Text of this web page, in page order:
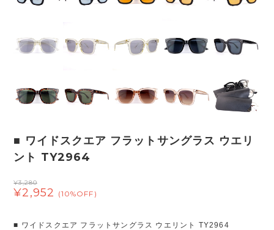
■ ワイドスクエア フラットサングラス ウエリ
ント TY2964
¥3,280
¥2,952 (10%OFF)
■ ワイドスクエア フラットサングラス ウエリント TY2964